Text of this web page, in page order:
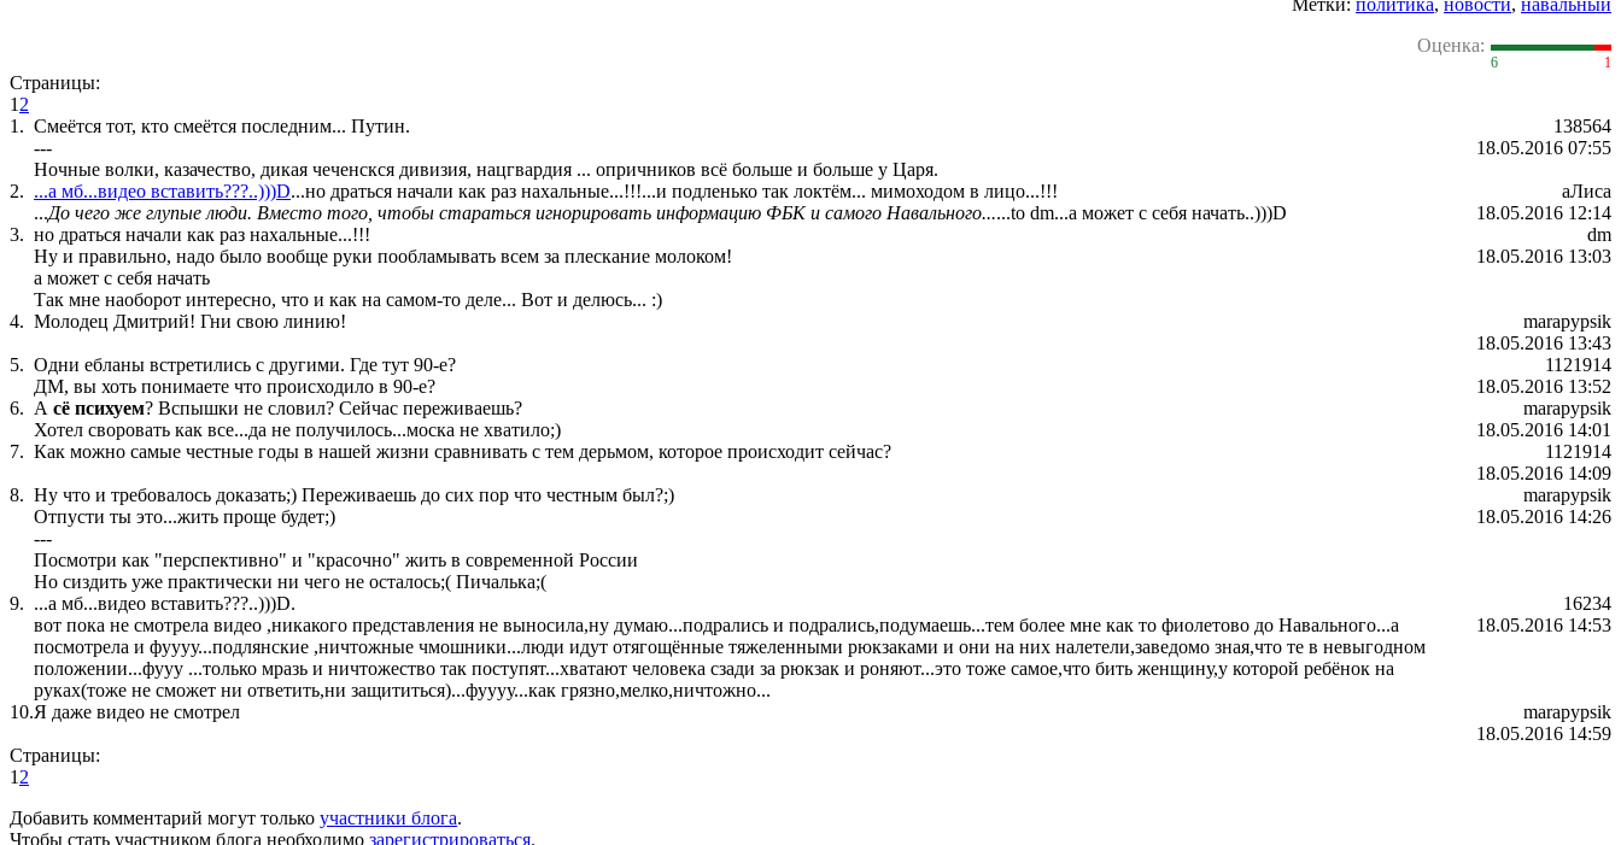
Оценка:
6 1
Страницы:
1 2
1. Cмеётся тот, кто смеётся последним... Путин.
---
Ночные волки, казачество, дикая чеченскся дивизия, нацгвардия ... опричников всё больше и больше у Царя.
138564
18.05.2016 07:55
2. ...а мб...видео вставить???..)))D...но драться начали как раз нахальные...!!!...и подленько так локтём... мимоходом в лицо...!!!
...До чего же глупые люди. Вместо того, чтобы стараться игнорировать информацию ФБК и самого Навального......to dm...а может с себя начать..)))D
аЛиса
18.05.2016 12:14
3. но драться начали как раз нахальные...!!!
Ну и правильно, надо было вообще руки пообламывать всем за плескание молоком!
а может с себя начать
Так мне наоборот интересно, что и как на самом-то деле... Вот и делюсь... :)
dm
18.05.2016 13:03
4. Молодец Дмитрий! Гни свою линию!
marapypsik
18.05.2016 13:43
5. Одни ебланы встретились с другими. Где тут 90-е?
ДМ, вы хоть понимаете что происходило в 90-е?
1121914
18.05.2016 13:52
6. А сё психуем? Вспышки не словил? Сейчас переживаешь?
Хотел своровать как все...да не получилось...моска не хватило;)
marapypsik
18.05.2016 14:01
7. Как можно самые честные годы в нашей жизни сравнивать с тем дерьмом, которое происходит сейчас?
1121914
18.05.2016 14:09
8. Ну что и требовалось доказать;) Переживаешь до сих пор что честным был?;)
Отпусти ты это...жить проще будет;)
---
Посмотри как "перспективно" и "красочно" жить в современной России
Но сиздить уже практически ни чего не осталось;( Пичалька;(
marapypsik
18.05.2016 14:26
9. ...а мб...видео вставить???..)))D.
вот пока не смотрела видео ,никакого представления не выносила,ну думаю...подрались и подрались,подумаешь...тем более мне как то фиолетово до Навального...а
посмотрела и фуууу...подлянские ,ничтожные чмошники...люди идут отягощённые тяжеленными рюкзаками и они на них налетели,заведомо зная,что те в невыгодном
положении...фууу ...только мразь и ничтожество так поступят...хватают человека сзади за рюкзак и роняют...это тоже самое,что бить женщину,у которой ребёнок на
руках(тоже не сможет ни ответить,ни защититься)...фуууу...как грязно,мелко,ничтожно...
16234
18.05.2016 14:53
10.Я даже видео не смотрел
marapypsik
18.05.2016 14:59
Страницы:
1 2
Добавить комментарий могут только участники блога.
Чтобы стать участником блога необходимо зарегистрироваться.